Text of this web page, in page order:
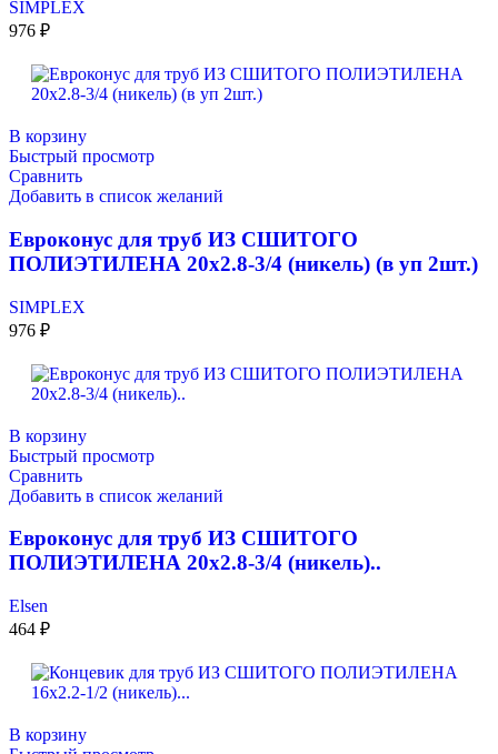
SIMPLEX
976 ₽
В корзину
Быстрый просмотр
Сравнить
Добавить в список желаний
Евроконус для труб ИЗ СШИТОГО
ПОЛИЭТИЛЕНА 20х2.8-3/4 (никель) (в уп 2шт.)
SIMPLEX
976 ₽
В корзину
Быстрый просмотр
Сравнить
Добавить в список желаний
Евроконус для труб ИЗ СШИТОГО
ПОЛИЭТИЛЕНА 20х2.8-3/4 (никель)..
Elsen
464 ₽
В корзину